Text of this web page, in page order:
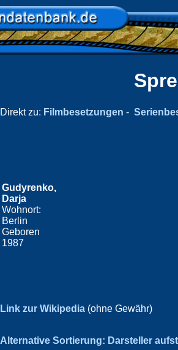
Direkt zu: Filmbesetzungen -
Gudyrenko,
Darja
Wohnort:
Berlin
Geboren
1987
Link zur Wikipedia (ohne Gewähr)
Alternative Sortierung: Darsteller